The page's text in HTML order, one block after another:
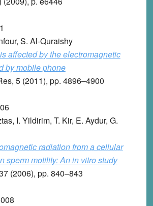
S. Al-Quraishy
affected by the electromagnetic
by mobile phone
5 (2011), pp. 4896–4900
I. Yildirim, T. Kir, E. Aydur, G.
radiation from a cellular
sperm motility: An in vitro study
(2006), pp. 840–843